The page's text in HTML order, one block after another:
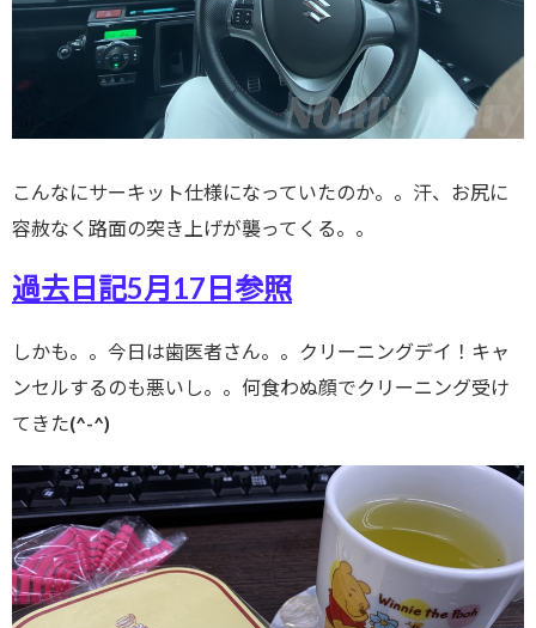
こんなにサーキット仕様になっていたのか。。汗、お尻に
容赦なく路面の突き上げが襲ってくる。。
過去日記5月17日参照
しかも。。今日は歯医者さん。。クリーニングデイ！キャ
ンセルするのも悪いし。。何食わぬ顔でクリーニング受け
てきた(^-^)